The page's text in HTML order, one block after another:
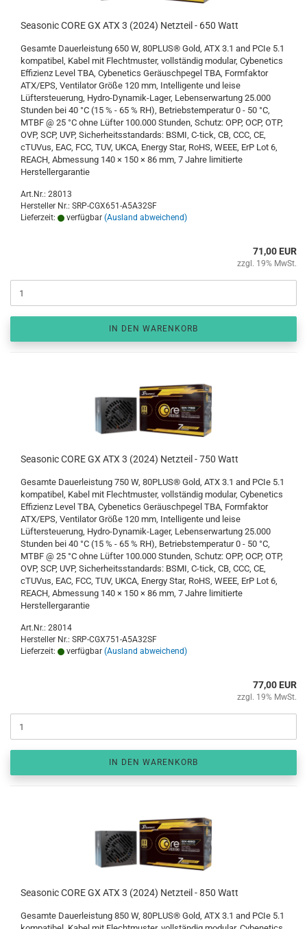
Seasonic CORE GX ATX 3 (2024) Netzteil - 650 Watt
Gesamte Dauerleistung 650 W, 80PLUS® Gold, ATX 3.1 and PCIe 5.1
kompatibel, Kabel mit Flechtmuster, vollständig modular, Cybenetics
Effizienz Level TBA, Cybenetics Geräuschpegel TBA, Formfaktor
ATX/EPS, Ventilator Größe 120 mm, Intelligente und leise
Lüftersteuerung, Hydro-Dynamik-Lager, Lebenserwartung 25.000
Stunden bei 40 °C (15 % - 65 % RH), Betriebstemperatur 0 - 50 °C,
MTBF @ 25 °C ohne Lüfter 100.000 Stunden, Schutz: OPP, OCP, OTP,
OVP, SCP, UVP, Sicherheitsstandards: BSMI, C-tick, CB, CCC, CE,
cTUVus, EAC, FCC, TUV, UKCA, Energy Star, RoHS, WEEE, ErP Lot 6,
REACH, Abmessung 140 × 150 × 86 mm, 7 Jahre limitierte
Herstellergarantie
Art.Nr.: 28013
Hersteller Nr.: SRP-CGX651-A5A32SF
Lieferzeit:
verfügbar (Ausland abweichend)
71,00 EUR
zzgl. 19% MwSt.
IN DEN WARENKORB
Seasonic CORE GX ATX 3 (2024) Netzteil - 750 Watt
Gesamte Dauerleistung 750 W, 80PLUS® Gold, ATX 3.1 and PCIe 5.1
kompatibel, Kabel mit Flechtmuster, vollständig modular, Cybenetics
Effizienz Level TBA, Cybenetics Geräuschpegel TBA, Formfaktor
ATX/EPS, Ventilator Größe 120 mm, Intelligente und leise
Lüftersteuerung, Hydro-Dynamik-Lager, Lebenserwartung 25.000
Stunden bei 40 °C (15 % - 65 % RH), Betriebstemperatur 0 - 50 °C,
MTBF @ 25 °C ohne Lüfter 100.000 Stunden, Schutz: OPP, OCP, OTP,
OVP, SCP, UVP, Sicherheitsstandards: BSMI, C-tick, CB, CCC, CE,
cTUVus, EAC, FCC, TUV, UKCA, Energy Star, RoHS, WEEE, ErP Lot 6,
REACH, Abmessung 140 × 150 × 86 mm, 7 Jahre limitierte
Herstellergarantie
Art.Nr.: 28014
Hersteller Nr.: SRP-CGX751-A5A32SF
Lieferzeit:
verfügbar (Ausland abweichend)
77,00 EUR
zzgl. 19% MwSt.
IN DEN WARENKORB
Seasonic CORE GX ATX 3 (2024) Netzteil - 850 Watt
Gesamte Dauerleistung 850 W, 80PLUS® Gold, ATX 3.1 and PCIe 5.1